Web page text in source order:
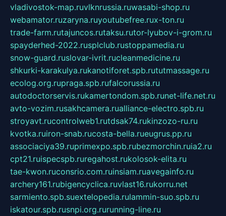
vladivostok-map.ruvlknrussia.ruwasabi-shop.ru
webamator.ruzaryna.ruyoutubefree.rux-ton.ru
trade-farm.rutajuncos.rutaksu.rutor-lyubov-i-grom.ru
spayderhed-2022.rusplclub.rustoppamedia.ru
snow-guard.ruslovar-ivrit.rucleanmedicine.ru
shkurki-karakulya.rukanotiforet.spb.rututmassage.ru
ecolog.org.rupraga.spb.rufalcorussia.ru
autodoctorservis.rukamertondom.spb.runet-life.net.ru
avto-vozim.rusakhcamera.rualliance-electro.spb.ru
stroyavt.rucontrolweb1.rutdsak74.rukinzozo-ru.ru
kvotka.ruiron-snab.rucosta-bella.rueugrus.pp.ru
associaciya39.ruprimexpo.spb.rubezmorchin.ruia2.ru
cpt21.ruispecspb.ruregahost.rukolosok-elita.ru
tae-kwon.ruconsrio.com.ruinsiam.ruavegainfo.ru
archery161.rubigencyclica.ruvlast16.rukorru.net
sarmiento.spb.suextelopedia.rulammin-suo.spb.ru
iskatour.spb.rusnpi.org.rurunning-line.ru